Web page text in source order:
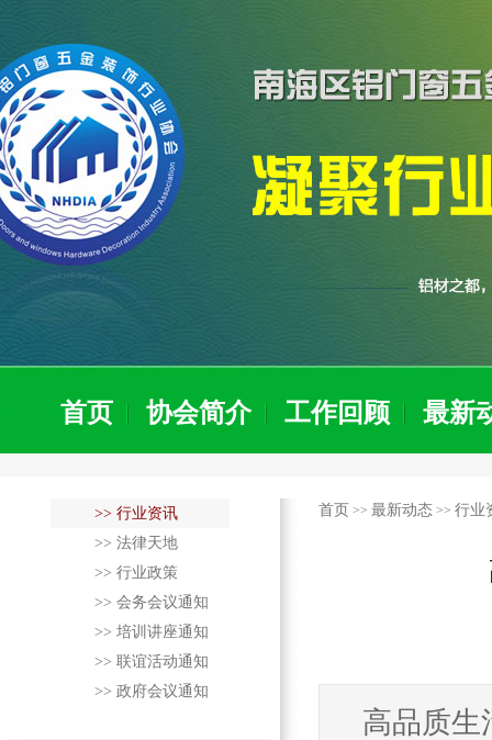
首页 协会简介 工作回顾 最新
>> 行业资讯
>> 法律天地
>> 行业政策
>> 会务会议通知
>> 培训讲座通知
>> 联谊活动通知
>> 政府会议通知
首页 >> 最新动态 >> 行业
高品质生